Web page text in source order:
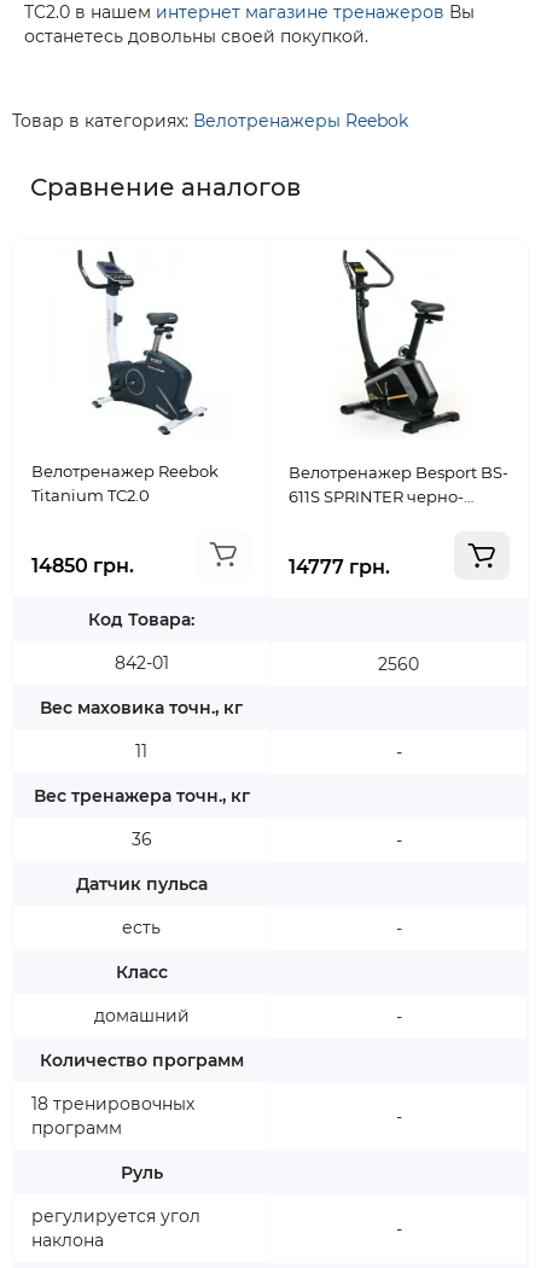
TC2.0 в нашем интернет магазине тренажеров Вы
останетесь довольны своей покупкой.
Товар в категориях: Велотренажеры Reebok
Сравнение аналогов
Велотренажер Reebok
Titanium TC2.0
14850 грн.
Код Товара:
842-01
Вес маховика точн., кг
11
Вес тренажера точн., кг
36
Датчик пульса
есть
Класс
домашний
Количество программ
18 тренировочных
программ
Руль
регулируется угол
наклона
Велотренажер Besport BS-
611S SPRINTER черно-
14777 грн.
2560
-
-
-
-
-
-